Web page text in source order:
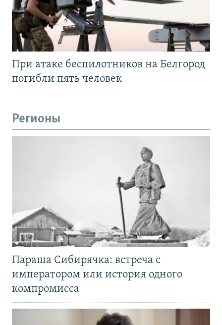
При атаке беспилотников на Белгород
погибли пять человек
Регионы
Параша Сибирячка: встреча с
императором или история одного
компромисса